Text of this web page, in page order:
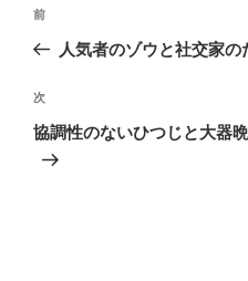
ビ
ゲ
ー
前
の
稿
前
人気者のゾウと社交家の
次
の
次
協調性のないひつじと大器